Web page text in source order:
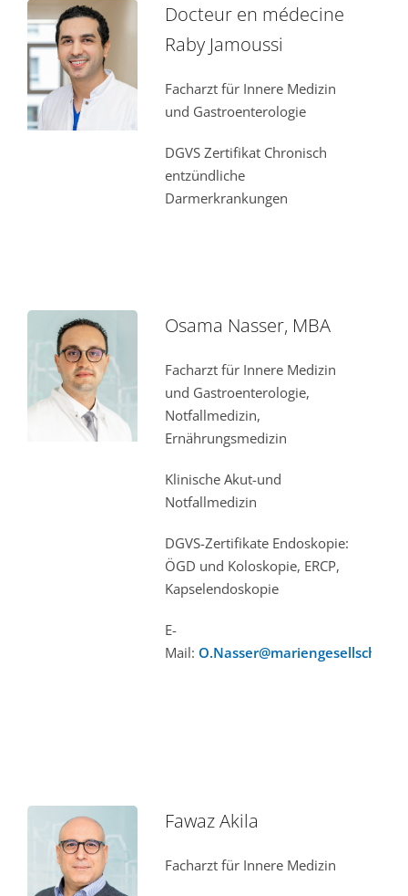
Docteur en médecine
Raby Jamoussi
Facharzt für Innere Medizin
und Gastroenterologie
DGVS Zertifikat Chronisch
entzündliche
Darmerkrankungen
Osama Nasser, MBA
Facharzt für Innere Medizin
und Gastroenterologie,
Notfallmedizin,
Ernährungsmedizin
Klinische Akut-und
Notfallmedizin
DGVS-Zertifikate Endoskopie:
ÖGD und Koloskopie, ERCP,
Kapselendoskopie
E-
Mail:
Fawaz Akila
Facharzt für Innere Medizin